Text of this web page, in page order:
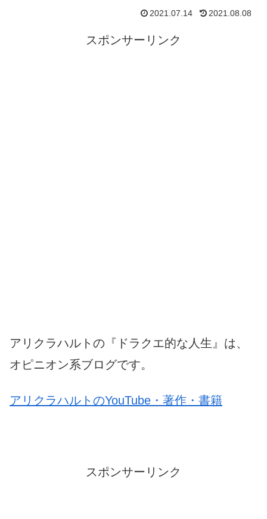
2021.07.14 2021.08.08
スポンサーリンク
アリクラハルトの『ドラクエ的な人生』は、
オピニオン系ブログです。
アリクラハルトのYouTube・著作・書籍
スポンサーリンク